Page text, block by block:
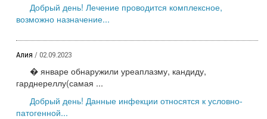
Добрый день! Лечение проводится комплексное,
возможно назначение...
Алия / 02.09.2023
� январе обнаружили уреаплазму, кандиду,
гарднереллу(самая ...
Добрый день! Данные инфекции относятся к условно-
патогенной...